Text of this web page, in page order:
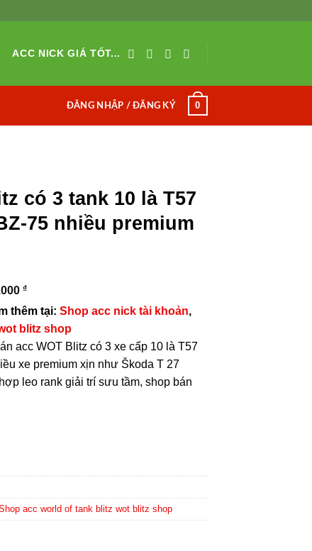
ACC NICK GIÁ TỐT...
ĐĂNG NHẬP / ĐĂNG KÝ 0
có 3 tank 10 là T57
75 nhiều premium
₫
thêm tại: Shop acc nick tài khoản,
blitz shop
acc WOT Blitz có 3 xe cấp 10 là T57
xe premium xịn như Škoda T 27
leo rank giải trí sưu tầm, shop bán
acc world of tank blitz wot blitz shop